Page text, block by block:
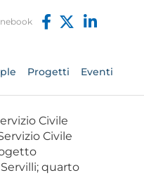
Progetti Eventi
Civile
Civile
quarto